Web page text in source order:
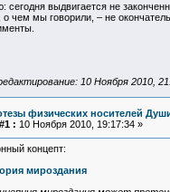
сегодня выдвигается не
о чем мы говорили, – не
10 Ноября 2010,
физических носителей
: 10 Ноября 2010, 19:17:34 »
концепт:
мироздания